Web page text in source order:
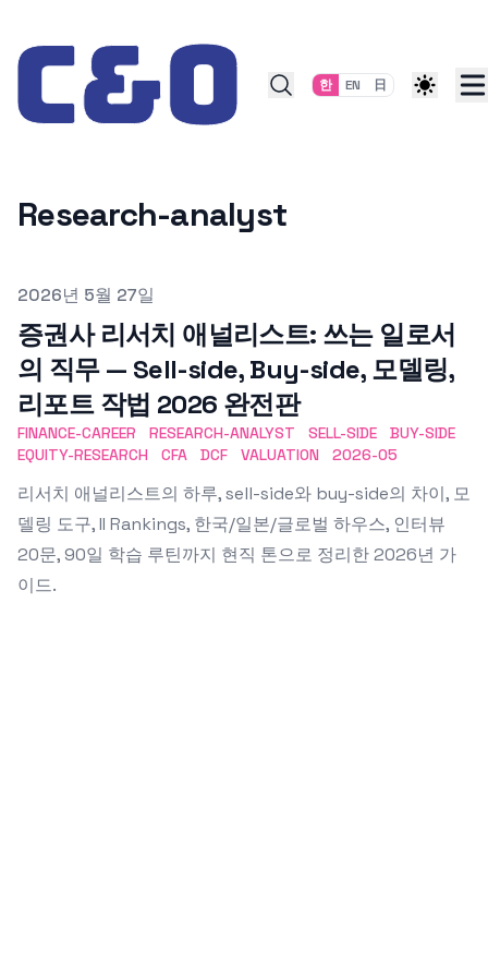
한 EN 日
Research-analyst
Published on
2026년 5월 27일
증권사 리서치 애널리스트: 쓰는 일로서
의 직무 — Sell-side, Buy-side, 모델링,
리포트 작법 2026 완전판
FINANCE-CAREER RESEARCH-ANALYST SELL-SIDE
BUY-SIDE
EQUITY-RESEARCH
CFA DCF VALUATION 2026-05
리서치 애널리스트의 하루, sell-side와 buy-side의 차이, 모
델링 도구, II Rankings, 한국/일본/글로벌 하우스, 인터뷰
20문, 90일 학습 루틴까지 현직 톤으로 정리한 2026년 가
이드.